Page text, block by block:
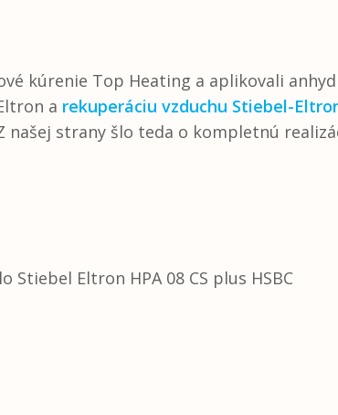
kúrenie Top Heating a aplikovali
a rekuperáciu vzduchu Stiebel-
našej strany šlo teda o kompletnú
Eltron HPA 08 CS plus HSBC